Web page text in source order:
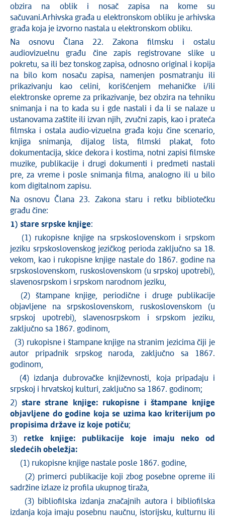
obzira na oblik i nosač zapisa na kome su
sačuvani.Arhivska građa u elektronskom obliku je arhivska
građa koja je izvorno nastala u elektronskom obliku.
Na osnovu Člana 22. Zakona filmsku i ostalu
audiovizuelnu građu čine zapis registrovane slike u
pokretu, sa ili bez tonskog zapisa, odnosno original i kopija
na bilo kom nosaču zapisa, namenjen posmatranju ili
prikazivanju kao celini, korišćenjem mehaničke i/ili
elektronske opreme za prikazivanje, bez obzira na tehniku
snimanja i na to kada su i gde nastali i da li se nalaze u
ustanovama zaštite ili izvan njih, zvučni zapis, kao i prateća
filmska i ostala audio-vizuelna građa koju čine scenario,
knjiga snimanja, dijalog lista, filmski plakat, foto
dokumentacija, skice dekora i kostima, notni zapisi filmske
muzike, publikacije i drugi dokumenti i predmeti nastali
pre, za vreme i posle snimanja filma, analogno ili u bilo
kom digitalnom zapisu.
Na osnovu Člana 23. Zakona staru i retku bibliotečku
građu čine:
1) stare srpske knjige:
(1) rukopisne knjige na srpskoslovenskom i srpskom
jeziku srpskoslovenskog jezičkog perioda zaključno sa 18.
vekom, kao i rukopisne knjige nastale do 1867. godine na
srpskoslovenskom, ruskoslovenskom (u srpskoj upotrebi),
slavenosrpskom i srpskom narodnom jeziku,
(2) štampane knjige, periodične i druge publikacije
objavljene na srpskoslovenskom, ruskoslovenskom (u
srpskoj upotrebi), slavenosrpskom i srpskom jeziku,
zaključno sa 1867. godinom,
(3) rukopisne i štampane knjige na stranim jezicima čiji je
autor pripadnik srpskog naroda, zaključno sa 1867.
godinom,
(4) izdanja dubrovačke književnosti, koja pripadaju i
srpskoj i hrvatskoj kulturi, zaključno sa 1867. godinom;
2) stare strane knjige: rukopisne i štampane knjige
objavljene do godine koja se uzima kao kriterijum po
propisima države iz koje potiču;
3) retke knjige: publikacije koje imaju neko od
sledećih obeležja:
(1) rukopisne knjige nastale posle 1867. godine,
(2) primerci publikacije koji zbog posebne opreme ili
sadržine izlaze iz profila ukupnog tiraža,
(3) bibliofilska izdanja značajnih autora i bibliofilska
izdanja koja imaju posebnu naučnu, istorijsku, kulturnu ili